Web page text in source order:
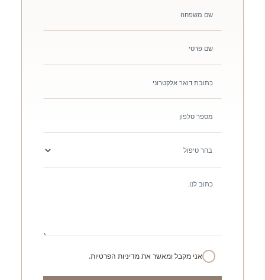
אני מקבל ומאשר את מדיניות הפרטיות.